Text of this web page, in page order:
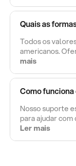
Quais as
Todos os
americanos.
mais
Como
Nosso suporte
para ajudar
Ler mais